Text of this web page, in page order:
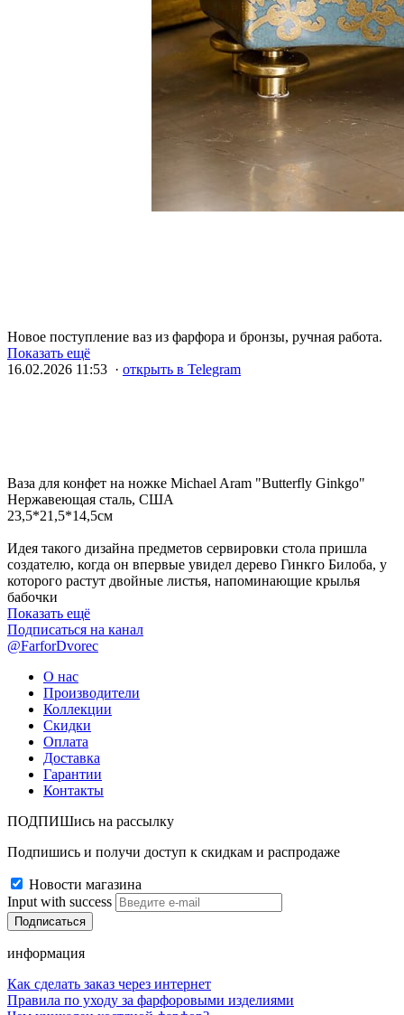
Новое поступление ваз из фарфора и бронзы, ручная работа.
Показать ещё
16.02.2026 11:53 · открыть в Telegram
Ваза для конфет на ножке Michael Aram "Butterfly Ginkgo"
Нержавеющая сталь, США
23,5*21,5*14,5см
Идея такого дизайна предметов сервировки стола пришла
создателю, когда он впервые увидел дерево Гинкго Билоба, у
которого растут двойные листья, напоминающие крылья
бабочки
Показать ещё
Подписаться на канал
@FarforDvorec
О нас
Производители
Коллекции
Скидки
Оплата
Доставка
Гарантии
Контакты
ПОДПИШись на рассылку
Подпишись и получи доступ к скидкам и распродаже
Новости магазина
Input with success
информация
Как сделать заказ через интернет
Правила по уходу за фарфоровыми изделиями